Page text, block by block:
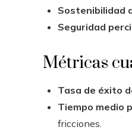
Sostenibilidad
Seguridad
Métricas
Tasa de éxito
Tiempo medio
fricciones.